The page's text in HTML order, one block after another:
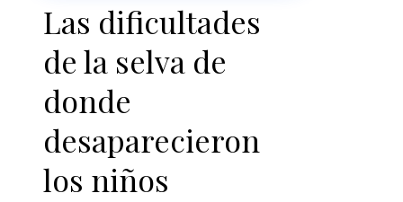
Las dificultades
de la selva de
donde
desaparecieron
los niños